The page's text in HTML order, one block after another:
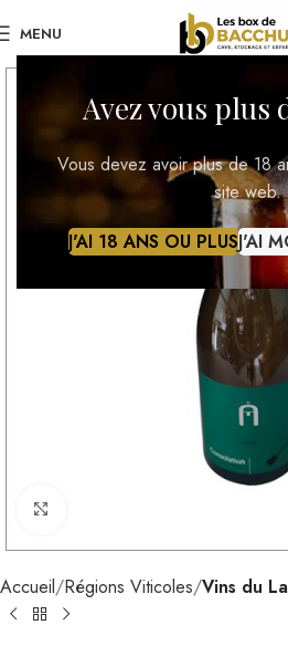
Avez vous plus
Vous devez avoir plus de 18
site web.
J'AI 18 ANS OU PLUSJ'AI
MENU
Accueil Régions Viticoles Vins du